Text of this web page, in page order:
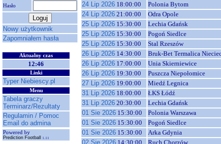
Hasło
Nowy użytkownik
Zapomniałem hasła
Aktualny czas
12:46
Linki
Typer Niebiescy.pl
Menu
Tabela graczy
Terminarz/Rezultaty
Regulamin / Pomoc
Email do admina
Powered by
Prediction Football 1.11
24 Lip 2026 18:00:00
Polonia Bytom
24 Lip 2026 21:00:00
Odra Opole
25 Lip 2026 15:30:00
Lechia Gdańsk
25 Lip 2026 15:30:00
Pogoń Siedlce
25 Lip 2026 15:30:00
Stal Rzeszów
26 Lip 2026 14:30:00
Bruk-Bet Termalica
26 Lip 2026 17:00:00
Unia Skierniewice
26 Lip 2026 19:30:00
Puszcza Niepołomice
27 Lip 2026 19:00:00
Miedź Legnica
31 Lip 2026 18:00:00
ŁKS Łódź
31 Lip 2026 20:30:00
Lechia Gdańsk
01 Sie 2026 15:30:00
Polonia Warszawa
01 Sie 2026 15:30:00
Pogoń Siedlce
01 Sie 2026 15:30:00
Arka Gdynia
02 Sie 2026 14:30:00
Ruch Chorzów